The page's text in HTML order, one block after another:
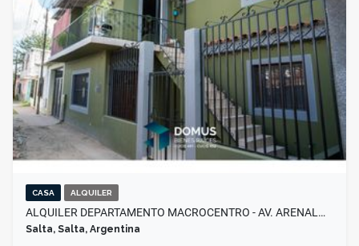
CASA ALQUILER
ALQUILER DEPARTAMENTO MACROCENTRO - AV. ARENAL…
Salta, Salta, Argentina